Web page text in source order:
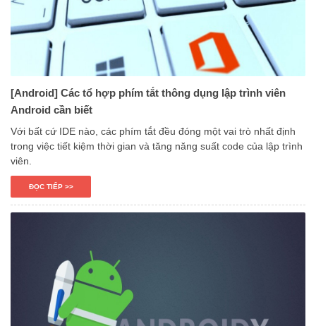
[Android] Các tổ hợp phím tắt thông dụng lập trình viên
Android cần biết
Với bất cứ IDE nào, các phím tắt đều đóng một vai trò nhất định
trong việc tiết kiệm thời gian và tăng năng suất code của lập trình
viên.
ĐỌC TIẾP >>